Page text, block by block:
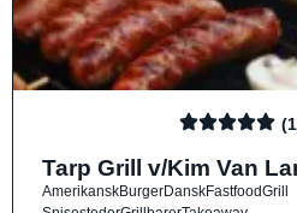
Tarp Grill v/Kim Van
AmerikanskBurgerDanskFastfoodGrill